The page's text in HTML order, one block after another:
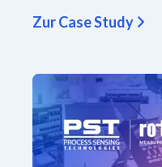
Zur Case Study